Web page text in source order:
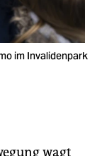
im Invalidenpark
wagt